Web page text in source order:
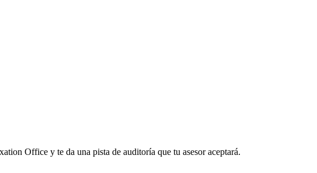
Office y te da una pista de auditoría que tu asesor aceptará.